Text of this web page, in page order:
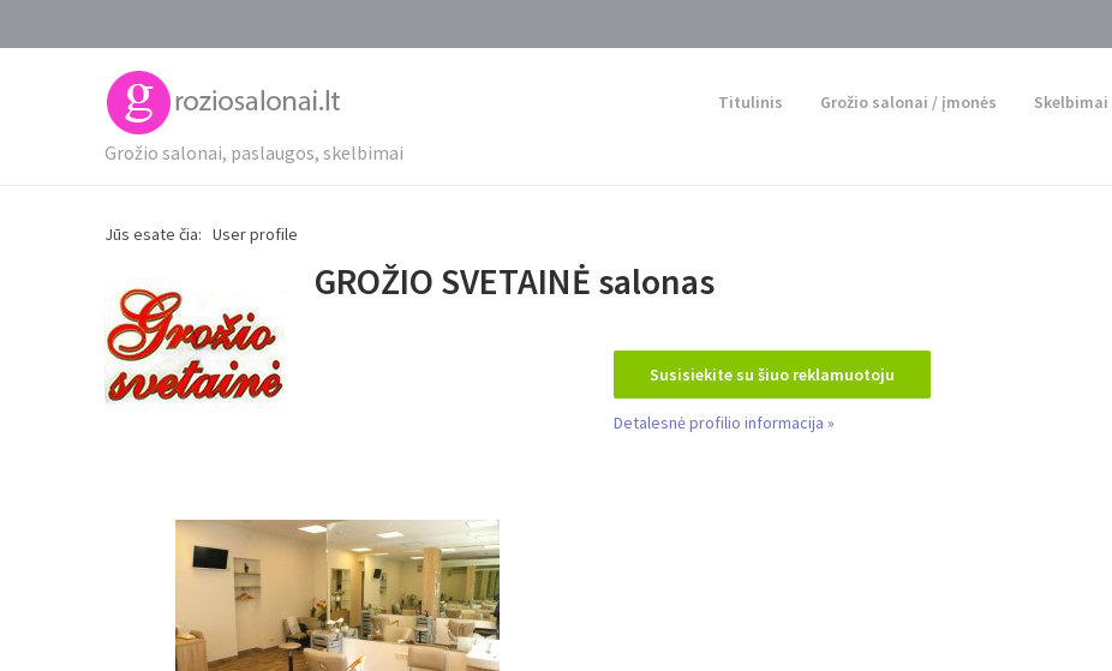
Grožio salonai, paslaugos, skelbimai
Titulinis Grožio salonai / įmonės Skelbimai
Jūs esate čia: User profile
GROŽIO SVETAINĖ salonas
Susisiekite su šiuo reklamuotoju
Detalesnė profilio informacija »